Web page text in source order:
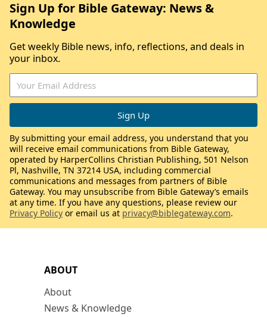
ABOUT
About
News & Knowledge
Sign Up for Bible Gateway: News &
Knowledge
Get weekly Bible news, info, reflections, and deals in
your inbox.
By submitting your email address, you understand that you
will receive email communications from Bible Gateway,
operated by HarperCollins Christian Publishing, 501 Nelson
Pl, Nashville, TN 37214 USA, including commercial
communications and messages from partners of Bible
Gateway. You may unsubscribe from Bible Gateway’s emails
at any time. If you have any questions, please review our
Privacy Policy or email us at privacy@biblegateway.com.